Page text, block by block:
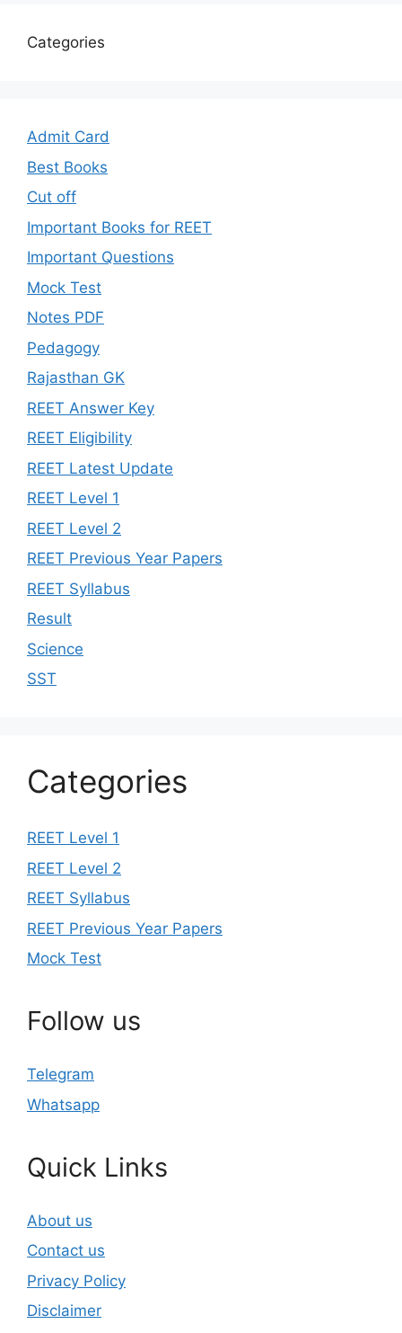
Categories
Admit Card
Best Books
Cut off
Important Books for REET
Important Questions
Mock Test
Notes PDF
Pedagogy
Rajasthan GK
REET Answer Key
REET Eligibility
REET Latest Update
REET Level 1
REET Level 2
REET Previous Year Papers
REET Syllabus
Result
Science
SST
Categories
REET Level 1
REET Level 2
REET Syllabus
REET Previous Year Papers
Mock Test
Follow us
Telegram
Whatsapp
Quick Links
About us
Contact us
Privacy Policy
Disclaimer